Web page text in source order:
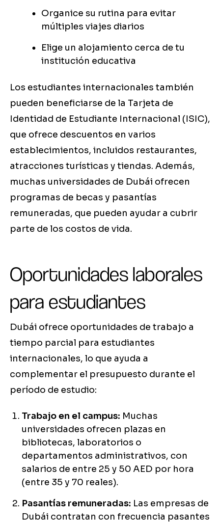
Organice su rutina para evitar
múltiples viajes diarios
Elige un alojamiento cerca de tu
institución educativa
Los estudiantes internacionales también
pueden beneficiarse de la Tarjeta de
Identidad de Estudiante Internacional (ISIC),
que ofrece descuentos en varios
establecimientos, incluidos restaurantes,
atracciones turísticas y tiendas. Además,
muchas universidades de Dubái ofrecen
programas de becas y pasantías
remuneradas, que pueden ayudar a cubrir
parte de los costos de vida.
Oportunidades laborales
para estudiantes
Dubái ofrece oportunidades de trabajo a
tiempo parcial para estudiantes
internacionales, lo que ayuda a
complementar el presupuesto durante el
período de estudio:
Trabajo en el campus: Muchas
universidades ofrecen plazas en
bibliotecas, laboratorios o
departamentos administrativos, con
salarios de entre 25 y 50 AED por hora
(entre 35 y 70 reales).
Pasantías remuneradas: Las empresas de
Dubái contratan con frecuencia pasantes